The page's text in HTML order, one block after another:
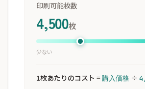
印刷可能枚数
4,500枚
少ない
1枚あたりのコスト =購入価格 ÷